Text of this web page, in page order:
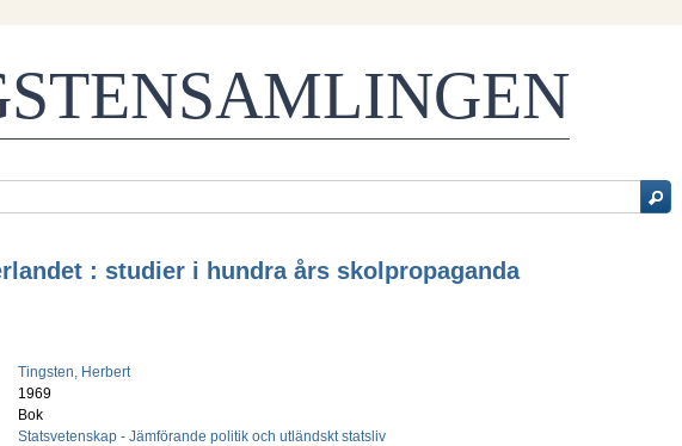
: studier i hundra års skolpropaganda
Tingsten, Herbert
1969
Bok
Statsvetenskap - Jämförande politik och utländskt statsliv